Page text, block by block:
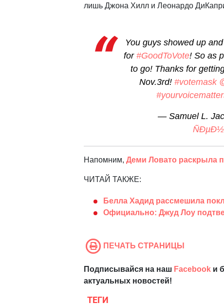
лишь Джона Хилл и Леонардо
You guys showed up
for #GoodToVote! So as
to go! Thanks for
Nov.3rd! #votemask
— Samuel L.
Напомним, Деми Ловато раскрыла
ЧИТАЙ ТАКЖЕ:
Белла Хадид рассмешила
Официально: Джуд Лоу
ПЕЧАТЬ СТРАНИЦЫ
Подписывайся на наш Facebook и
актуальных новостей!
ТЕГИ